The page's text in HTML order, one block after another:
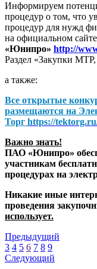
Информируем
процедур о том, что
процедур для нужд
на официальном
«Юнипро» http://
Раздел «Закупки МТР,
а также:
Все открытые
размещаются на
Торг https://
Важно знать!
ПАО «Юнипро»
участникам
процедурах на
Никакие иные
проведения
использует.
Предыдущий
3 4 5 6 7 8 9
Следующий